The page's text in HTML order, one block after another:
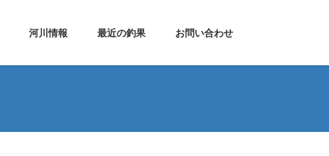
河川情報 最近の釣果 お問い合わせ